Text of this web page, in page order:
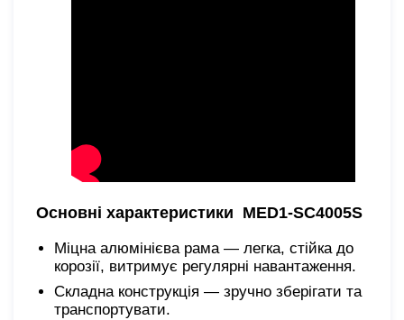
Основні характеристики MED1-SC4005S
Міцна алюмінієва рама — легка, стійка до
корозії, витримує регулярні навантаження.
Складна конструкція — зручно зберігати та
транспортувати.